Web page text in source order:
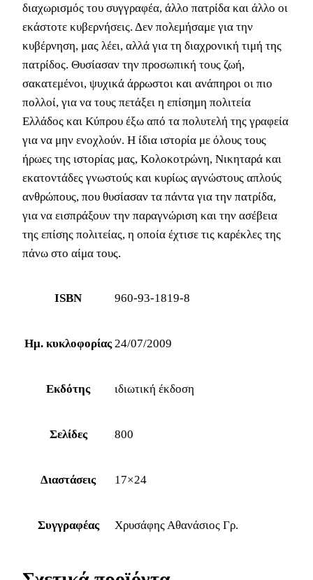
διαχωρισμός του συγγραφέα, άλλο πατρίδα και άλλο οι
εκάστοτε κυβερνήσεις. Δεν πολεμήσαμε για την
κυβέρνηση, μας λέει, αλλά για τη διαχρονική τιμή της
πατρίδος. Θυσίασαν την προσωπική τους ζωή,
σακατεμένοι, ψυχικά άρρωστοι και ανάπηροι οι πιο
πολλοί, για να τους πετάξει η επίσημη πολιτεία
Ελλάδος και Κύπρου έξω από τα πολυτελή της γραφεία
για να μην ενοχλούν. Η ίδια ιστορία με όλους τους
ήρωες της ιστορίας μας, Κολοκοτρώνη, Νικηταρά και
εκατοντάδες γνωστούς και κυρίως αγνώστους απλούς
ανθρώπους, που θυσίασαν τα πάντα για την πατρίδα,
για να εισπράξουν την παραγνώριση και την ασέβεια
της επίσης πολιτείας, η οποία έχτισε τις καρέκλες της
πάνω στο αίμα τους.
ISBN 960-93-1819-8
Ημ. κυκλοφορίας 24/07/2009
Εκδότης ιδιωτική έκδοση
Σελίδες 800
Διαστάσεις 17×24
Συγγραφέας Χρυσάφης Αθανάσιος Γρ.